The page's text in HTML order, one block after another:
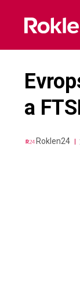
content
a
Roklen24